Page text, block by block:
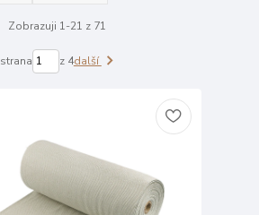
Zobrazuji 1-21 z 71
strana z 4další